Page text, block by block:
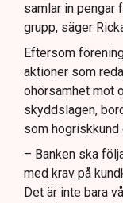
samlar in pengar
grupp, säger
Eftersom
aktioner som
ohörsamhet mot
skyddslagen,
som högriskkund
– Banken ska
med krav på
Det är inte bara